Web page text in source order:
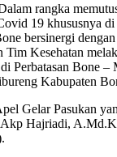
rangka
19 khususnya
bersinergi
Kesehatan
Perbatasan Bone –
Kabupaten
Gelar Pasukan
Hajriadi,